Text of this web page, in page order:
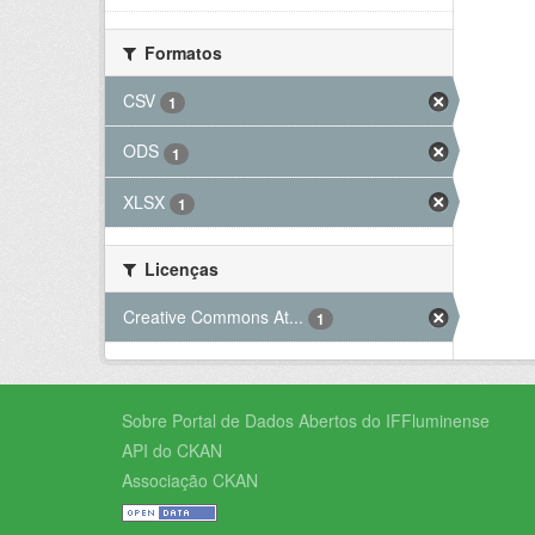
Formatos
CSV
1
ODS 1
XLSX 1
Licenças
Creative Commons At...
1
Sobre Portal de Dados Abertos do IFFluminense
API do CKAN
Associação CKAN